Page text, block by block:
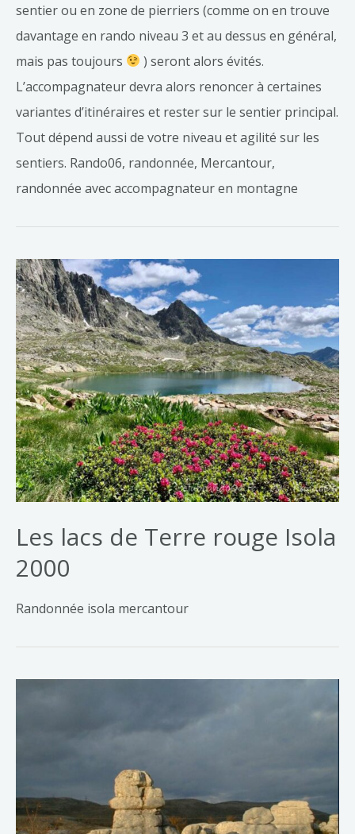
sentier ou en zone de pierriers (comme on en trouve
davantage en rando niveau 3 et au dessus en général,
mais pas toujours
) seront alors évités.
L’accompagnateur devra alors renoncer à certaines
variantes d’itinéraires et rester sur le sentier principal.
Tout dépend aussi de votre niveau et agilité sur les
sentiers. Rando06, randonnée, Mercantour,
randonnée avec accompagnateur en montagne
Les lacs de Terre rouge Isola
2000
Randonnée isola mercantour